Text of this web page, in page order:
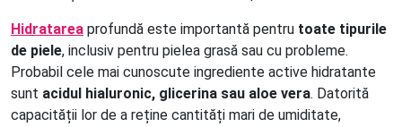
Hidratarea profundă este importantă pentru toate tipurile
de piele, inclusiv pentru pielea grasă sau cu probleme.
Probabil cele mai cunoscute ingrediente active hidratante
sunt acidul hialuronic, glicerina sau aloe vera. Datorită
capacității lor de a reține cantități mari de umiditate,